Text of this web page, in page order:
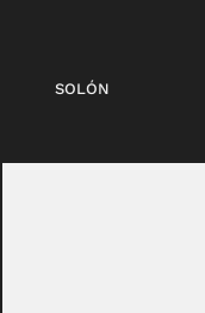
SOLÓN